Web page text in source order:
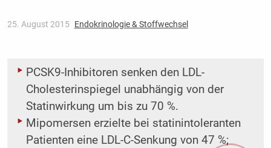
25. August 2015 Endokrinologie & Stoffwechsel
PCSK9-Inhibitoren senken den LDL-
Cholesterinspiegel unabhängig von der
Statinwirkung um bis zu 70 %.
Mipomersen erzielte bei statinintoleranten
Patienten eine LDL-C-Senkung von 47 %;